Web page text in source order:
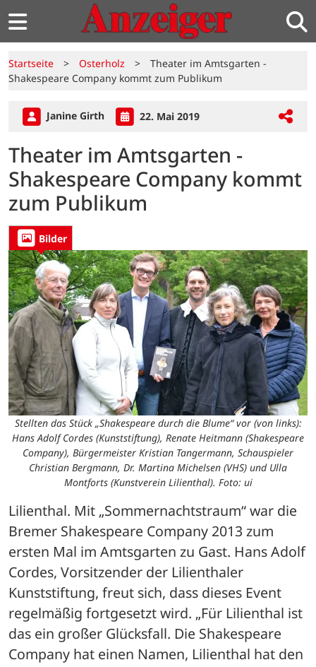
Startseite > Osterholz >
Theater im Amtsgarten -
Shakespeare Company kommt zum Publikum
Janine Girth 22. Mai 2019
Theater im Amtsgarten -
Shakespeare Company kommt
zum Publikum
Bilder
Stellten das Stück „Shakespeare durch die Blume“ vor (von links):
Hans Adolf Cordes (Kunststiftung), Renate Heitmann (Shakespeare
Company), Bürgermeister Kristian Tangermann, Schauspieler
Christian Bergmann, Dr. Martina Michelsen (VHS) und Ulla
Montforts (Kunstverein Lilienthal). Foto: ui
Lilienthal. Mit „Sommernachtstraum“ war die
Bremer Shakespeare Company 2013 zum
ersten Mal im Amtsgarten zu Gast. Hans Adolf
Cordes, Vorsitzender der Lilienthaler
Kunststiftung, freut sich, dass dieses Event
regelmäßig fortgesetzt wird. „Für Lilienthal ist
das ein großer Glücksfall. Die Shakespeare
Company hat einen Namen, Lilienthal hat den